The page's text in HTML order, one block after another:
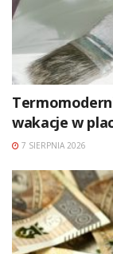
wakacje w
7 SIERPNIA 2026